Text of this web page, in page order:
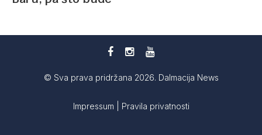
© Sva prava pridržana 2026. Dalmacija News
Impressum Pravila privatnosti